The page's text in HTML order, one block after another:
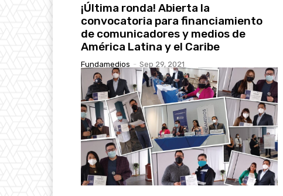
¡Última ronda! Abierta la
convocatoria para financiamiento
de comunicadores y medios de
América Latina y el Caribe
Fundamedios - Sep 29, 2021